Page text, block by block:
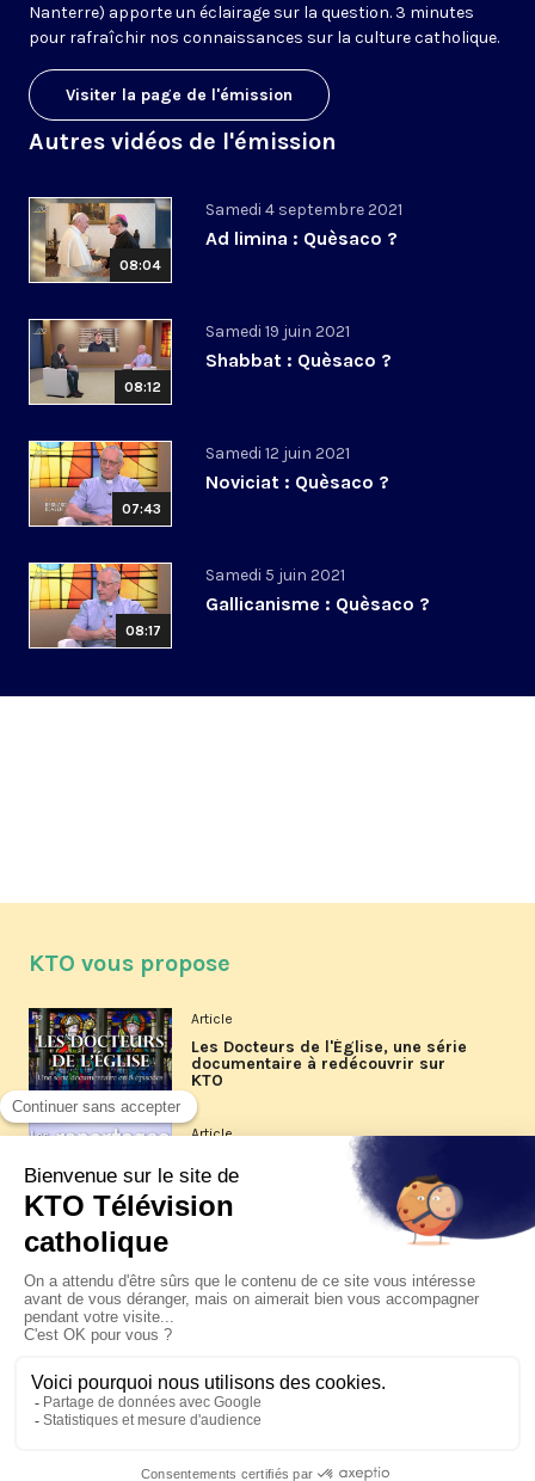
Nanterre) apporte un éclairage sur la question. 3 minutes
pour rafraîchir nos connaissances sur la culture catholique.
Visiter la page de l'émission
Autres vidéos de l'émission
08:04
Samedi 4 septembre 2021
Ad limina : Quèsaco ?
08:12
Samedi 19 juin 2021
Shabbat : Quèsaco ?
07:43
Samedi 12 juin 2021
Noviciat : Quèsaco ?
08:17
Samedi 5 juin 2021
Gallicanisme : Quèsaco ?
KTO vous propose
Article
Les Docteurs de l'Église, une série
documentaire à redécouvrir sur
KTO
Article
Les reportages d'été 2026 de KTO
La visite pastorale du pape Léon
XIV à Assise à suivre sur KTO le
jeudi 6 août
Le pape en Uruguay, Argentine et
Pérou du 6 au 17 novembre 2026